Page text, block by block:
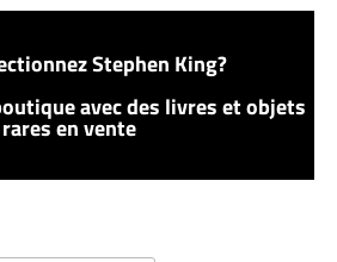
Stephen King?
avec des livres et objets
rares en vente